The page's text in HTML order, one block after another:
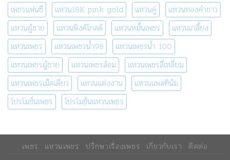
เพชรแฟนซี
แหวน18K pink gold แหวนคู่
แหวนทองคำขาว
แหวนผู้ชาย
แหวนพิงค์โกลด์ แหวนหมั้นเพชร
แหวนเกลี้ยง
แหวนเพชร
แหวนเพชรน้ำ98
แหวนเพชรน้ำ 100
แหวนเพชรผู้ชาย
แหวนเพชรล้อม
แหวนเพชรสี่เหลี่ยม
แหวนเพชรเม็ดเดี่ยว
แหวนแต่งงาน
แหวนแพลทินัม
โปรโมชั่นเพชร
โปรโมชั่นแหวนเพชร
เพชร แหวนเพชร ปรึกษาเรื่องเพชร เกี่ยวกับเรา ติดต่อ